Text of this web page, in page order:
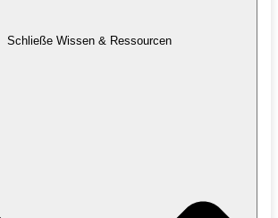
Schließe Wissen & Ressourcen